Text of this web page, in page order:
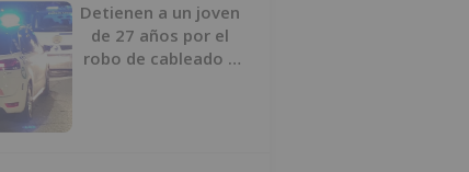
Detienen a un joven
de 27 años por el
robo de cableado y